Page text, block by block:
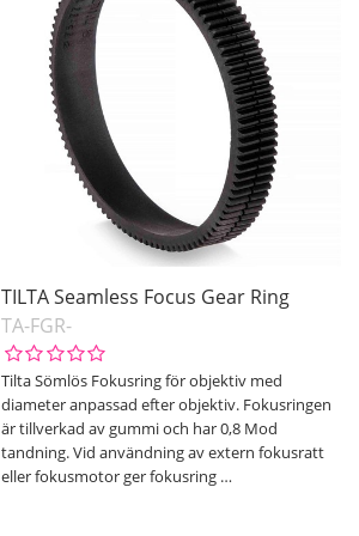
TILTA Seamless Focus Gear Ring
TA-FGR-
Tilta Sömlös Fokusring för objektiv med
diameter anpassad efter objektiv. Fokusringen
är tillverkad av gummi och har 0,8 Mod
tandning. Vid användning av extern fokusratt
eller fokusmotor ger fokusring …